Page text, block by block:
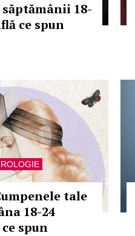
18-
ce spun
tale
18-24
spun